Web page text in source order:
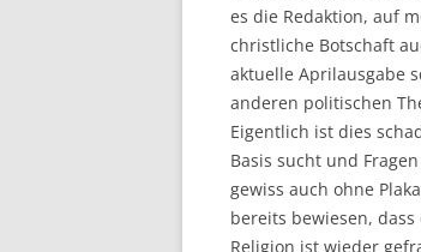
es die Redaktion, auf
christliche Botschaft
aktuelle Aprilausgabe
anderen politischen
Eigentlich ist dies
Basis sucht und
gewiss auch ohne
bereits bewiesen,
Religion ist wieder